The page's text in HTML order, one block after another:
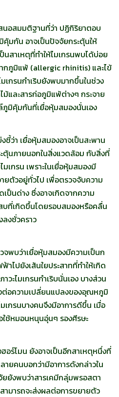
นอสมมติฐานที่ว่า ปฏิกิริยาตอบ
มกัน อาจเป็นปัจจัยกระตุ้นให้
ป็นสาเหตุที่ทำให้ไมเกรนพบได้บ่อย
กภูมิแพ้ (allergic rhinitis) และไข้
เกรนกำเริบยังพบมากขึ้นในช่วง
และสารก่อภูมิแพ้ต่างๆ กระจาย
ภูมิคุ้มกันที่เยื่อหุ้มสมองนั่นเอง
า เยื่อหุ้มสมองอาจเป็นสะพาน
ตุ้นภายนอกในสิ่งแวดล้อม กับสิ่งที่
เกรน เพราะในเยื่อหุ้มสมองมี
ยตัวอยู่ทั่วไป เพื่อตรวจจับความ
ป็นด่าง ซึ่งอาจเกิดจากความ
บที่เกิดขึ้นโดยรอบสมองหรือคลื่น
ลงชั่วคราว
จพบว่าเยื่อหุ้มสมองมีความเป็นก
ปยังเส้นใยประสาทที่ทำให้เกิด
วะไมเกรนกำเริบนั่นเอง บางส่วน
อความเปลี่ยนแปลงของอุณหภูมิ
มเกรนบางคนจึงมีอาการดีขึ้น เมื่อ
ช้หมอนหนุนอุ่นๆ รองศีรษะ
อร์โมน ยังอาจเป็นอีกสาเหตุหนึ่งที่
ายคนบอกว่ามีอาการดังกล่าวใน
ยยังพบว่าสารเคมีกลุ่มพรอสตา
มารถจะส่งผลต่อการขยายตัว